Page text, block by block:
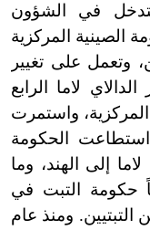
في الشؤون
الصينية المركزية
وتعمل على تغيير
لاما الرابع
واستمرت
حتى عام 1959 حين استطاعت الحكومة
إلى الهند، وما
حكومة التبت في
ومنذ عام